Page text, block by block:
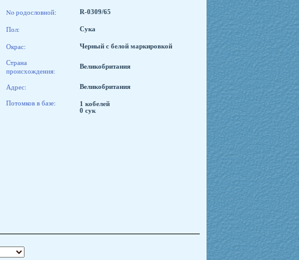
No родословной: R-0309/65
Пол: Сука
Окрас: Черный с белой маркировкой
Страна
происхождения:
Великобритания
Адрес: Великобритания
Потомков в базе:
1 кобелей
0 сук